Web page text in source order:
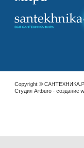
Copyright ©
Студия Artburo - cоздание